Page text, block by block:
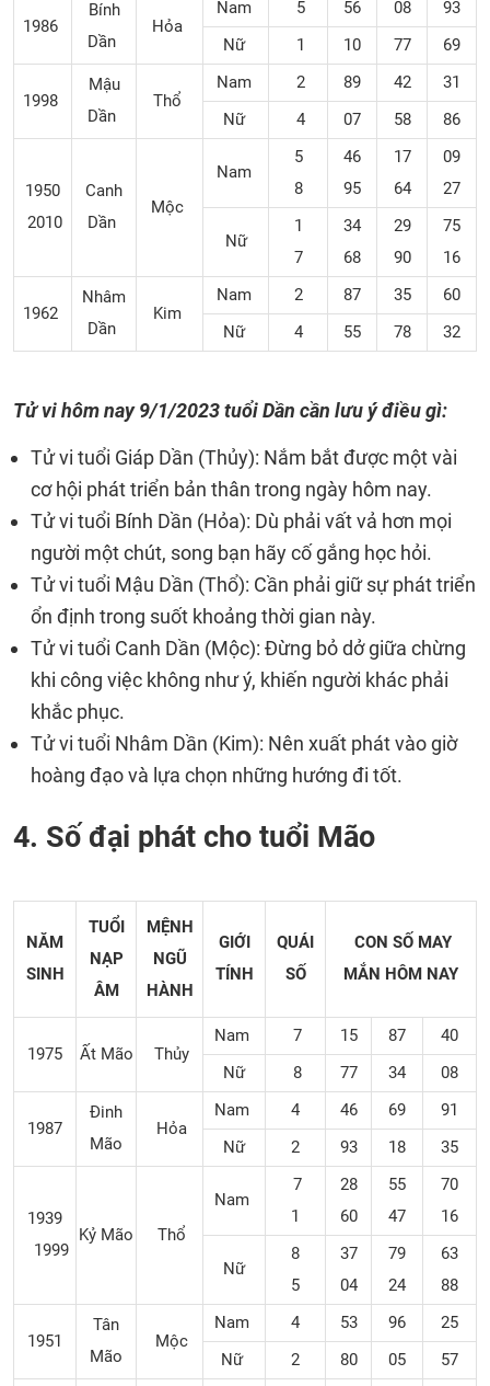
1986
Bính
Dần
Hỏa
Nam 5 56 08
93
Nữ
1 10 77 69
1998
Mậu
Dần
Thổ
Nam 2 89 42
31
Nữ
4 07 58 86
1950
2010
Canh
Dần
Mộc
Nam
5
8
46
95
17
64
09
27
Nữ
1
7
34
68
29
90
75
16
1962
Nhâm
Dần
Kim
Nam 2 87 35
60
Nữ
4 55 78 32
Tử vi hôm nay9/1/2023 tuổi Dần cần lưu ý điều gì:
Tử vi tuổi Giáp Dần (Thủy): Nắm bắt được một vài
cơ hội phát triển bản thân trong ngày hôm nay.
Tử vi tuổi Bính Dần (Hỏa): Dù phải vất vả hơn mọi
người một chút, song bạn hãy cố gắng học hỏi.
Tử vi tuổi Mậu Dần (Thổ): Cần phải giữ sự phát triển
ổn định trong suốt khoảng thời gian này.
Tử vi tuổi Canh Dần (Mộc): Đừng bỏ dở giữa chừng
khi công việc không như ý, khiến người khác phải
khắc phục.
Tử vi tuổi Nhâm Dần (Kim): Nên xuất phát vào giờ
hoàng đạo và lựa chọn những hướng đi tốt.
4. Số đại phát cho tuổi Mão
NĂM
SINH
TUỔI
NẠP
ÂM
MỆNH
NGŨ
HÀNH
GIỚI
TÍNH
QUÁI
SỐ
CON SỐ MAY
MẮN HÔM NAY
1975 Ất Mão Thủy
Nam 7 15 87
40
Nữ
8 77 34 08
1987
Đinh
Mão
Hỏa
Nam 4 46 69
91
Nữ
2 93 18 35
1939
1999
Kỷ Mão Thổ
Nam
7
1
28
60
55
47
70
16
Nữ
8
5
37
04
79
24
63
88
1951
Tân
Mão
Mộc
Nam 4 53 96
25
Nữ
2 80 05 57